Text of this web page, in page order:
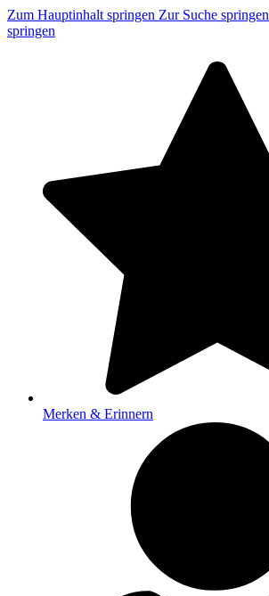
Zum Hauptinhalt springen Zur Suche springen
springen
Merken & Erinnern